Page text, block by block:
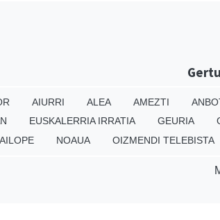
AIURRI ALEA AMEZTI
EUSKALERRIA IRRATIA GEURIA
NOAUA OIZMENDI TELEBISTA